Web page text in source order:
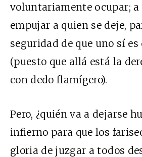
voluntariamente ocupar; a
empujar a quien se deje,
seguridad de que uno sí es
(puesto que allá está la
con dedo flamígero).
Pero, ¿quién va a dejarse
infierno para que los
gloria de juzgar a todos